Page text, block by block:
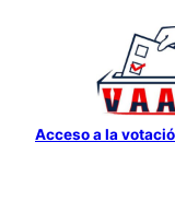
contenido
Acceso a la